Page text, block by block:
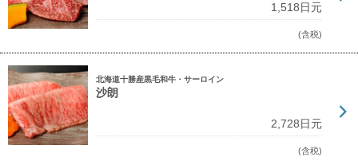
1,518日元
(含税)
北海道十勝産黒毛和牛・サーロイン
沙朗
2,728日元
(含税)